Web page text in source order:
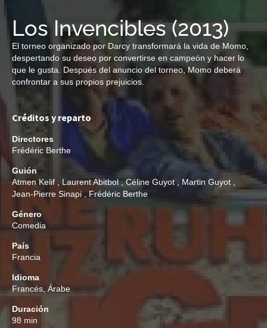
Los Invencibles(2013)
El torneo organizado por Darcy transformará la vida de Momo,
despertando su deseo por convertirse en campeón y hacer lo
que le gusta. Después del anuncio del torneo, Momo deberá
confrontar a sus propios prejuicios.
Créditos y reparto
Directores
Frédéric Berthe
Guión
Atmen Kelif
Laurent Abitbol,Céline Guyot Martin Guyot
Jean-Pierre Sinapi
,Frédéric Berthe
Género
Comedia
País
Francia
Idioma
Francés, Árabe
Duración
98 min